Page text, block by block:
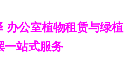
办公室植物租赁与绿植
一站式服务